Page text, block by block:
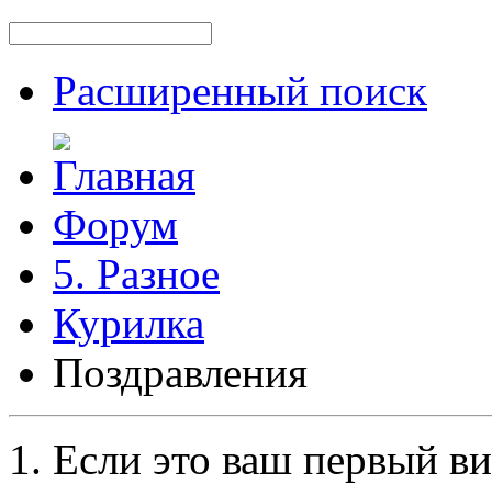
Расширенный поиск
Форум
5. Разное
Курилка
Поздравления
Если это ваш первый